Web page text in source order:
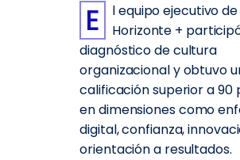
El equipo ejecutivo de
Horizonte +
diagnóstico de cultura
organizacional y obtuvo
calificación superior a 90
en dimensiones como
digital, confianza,
orientación a resultados.